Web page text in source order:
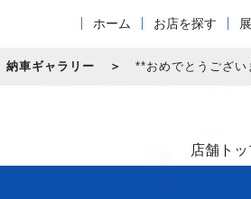
ホーム お店を探す
納車ギャラリー **おめでとうござ
店舗ト